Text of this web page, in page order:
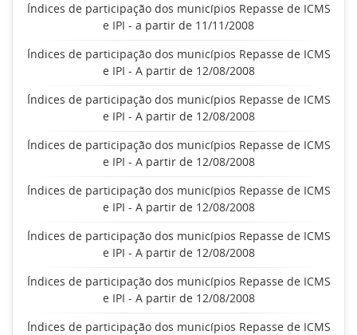
Índices de participação dos municípios Repasse de ICMS
e IPI - a partir de 11/11/2008
Índices de participação dos municípios Repasse de ICMS
e IPI - A partir de 12/08/2008
Índices de participação dos municípios Repasse de ICMS
e IPI - A partir de 12/08/2008
Índices de participação dos municípios Repasse de ICMS
e IPI - A partir de 12/08/2008
Índices de participação dos municípios Repasse de ICMS
e IPI - A partir de 12/08/2008
Índices de participação dos municípios Repasse de ICMS
e IPI - A partir de 12/08/2008
Índices de participação dos municípios Repasse de ICMS
e IPI - A partir de 12/08/2008
Índices de participação dos municípios Repasse de ICMS